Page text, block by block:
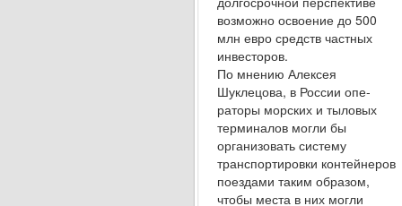
возможно освоение до 500
млн евро средств частных
инвесторов.
По мнению Алексея
Шуклецова, в России опе­
раторы морских и тыловых
терминалов могли бы
организовать систему
транспортировки контей­неров
поездами таким образом,
чтобы места в них могли